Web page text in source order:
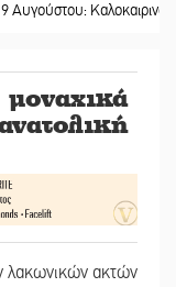
Καλοκαιρινό Pool Party
λακωνικών ακτών